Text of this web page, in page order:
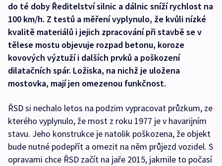
do té doby Ředitelství silnic a dálnic sníží rychlost na
100 km/h. Z testů a měření vyplynulo, že kvůli nízké
kvalitě materiálů i jejich zpracování při stavbě se v
tělese mostu objevuje rozpad betonu, koroze
kovových výztuží i dalších prvků a poškození
dilatačních spár. Ložiska, na nichž je uložena
mostovka, mají jen omezenou funkčnost.
ŘSD si nechalo letos na podzim vypracovat průzkum, ze
kterého vyplynulo, že most z roku 1977 je v havarijním
stavu. Jeho konstrukce je natolik poškozena, že objekt
bude nutné podepřít a omezit na něm průjezd vozidel. S
opravami chce ŘSD začít na jaře 2015, jakmile to počasí